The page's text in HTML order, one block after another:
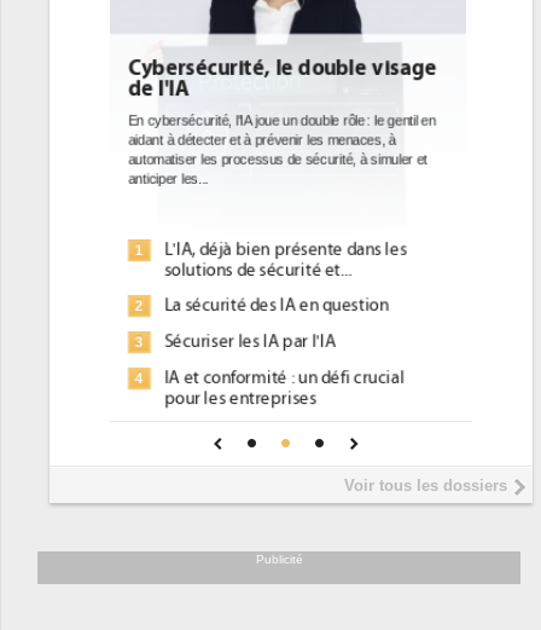
DEE: l'efficacité énergétique
bientôt une obligation pour les
datacenters
Des datacenters plus durables et plus efficaces, c'est
ce que recherchent les pouvoirs publics européens
avec la mise en oeuvre de la nouvelle Directive sur
1
Qu'est-ce que la DEE (directive
d'efficacité énergétique) ?
2
DEE, une pression administrative
place pour répondre à...
Phocea DC dans les cordes pour la
DEE
Interview de Fabrice Coquio,
président de Digital Realty...
soutient les...
Voir tous les dossiers
Publicité